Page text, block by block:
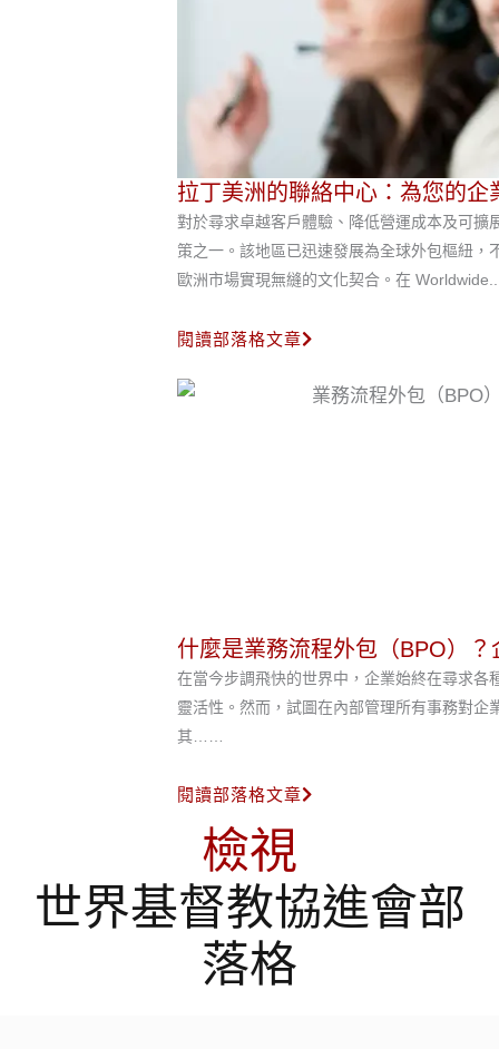
拉丁美洲的聯絡中心：為您的企
對於尋求卓越客戶體驗、降低營運成本及可
策之一。該地區已迅速發展為全球外包樞紐
歐洲市場實現無縫的文化契合。在
閱讀部落格文章
什麼是業務流程外包（BPO）？
在當今步調飛快的世界中，企業始終在尋求
靈活性。然而，試圖在內部管理所有事務對
其……
閱讀部落格文章
檢視
世界基督教協進會部
落格